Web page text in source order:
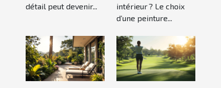
détail peut devenir...
intérieur ? Le choix
d’une peinture...